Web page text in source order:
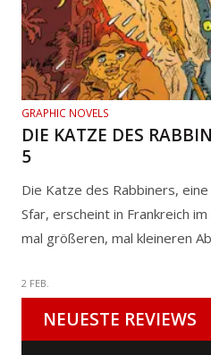
GRAPHIC NOVELS
DIE KATZE DES
5
Die Katze des Rabbiners, eine
Sfar, erscheint in Frankreich
mal größeren, mal kleineren
2 FEB.
NEUESTE REVIEWS